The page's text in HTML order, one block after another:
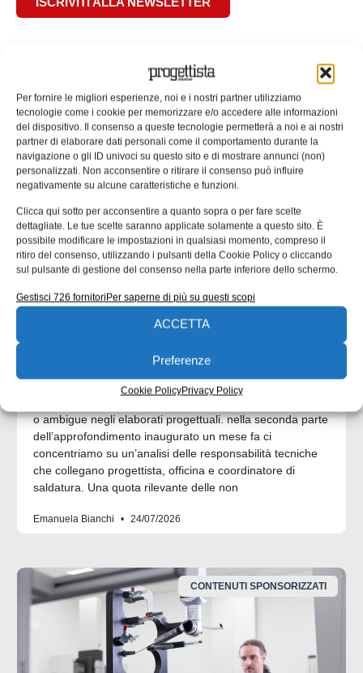
Per fornire le migliori esperienze, noi e i nostri partner utilizziamo
tecnologie come i cookie per memorizzare e/o accedere alle informazioni
del dispositivo. Il consenso a queste tecnologie permetterà a noi e ai nostri
partner di elaborare dati personali come il comportamento durante la
navigazione o gli ID univoci su questo sito e di mostrare annunci (non)
personalizzati. Non acconsentire o ritirare il consenso può influire
negativamente su alcune caratteristiche e funzioni.
Clicca qui sotto per acconsentire a quanto sopra o per fare scelte
dettagliate. Le tue scelte saranno applicate solamente a questo sito. È
possibile modificare le impostazioni in qualsiasi momento, compreso il
ritiro del consenso, utilizzando i pulsanti della Cookie Policy o cliccando
sul pulsante di gestione del consenso nella parte inferiore dello schermo.
Gestisci 726 fornitoriPer saperne di più su questi scopi
ACCETTA
Preferenze
Cookie PolicyPrivacy Policy
ARTICOLI CORRELATI
QUADERNI DI PROGETTAZIONE
UNI EN 1090: il punto di contatto tra
progettazione ed esecuzione
o ambigue negli elaborati progettuali. nella seconda parte
dell’approfondimento inaugurato un mese fa ci
concentriamo su un’analisi delle responsabilità tecniche
che collegano progettista, officina e coordinatore di
saldatura. Una quota rilevante delle non
Emanuela Bianchi 24/07/2026
CONTENUTI SPONSORIZZATI